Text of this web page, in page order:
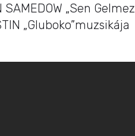
„Sen Gelmez
„Gluboko”muzsikája